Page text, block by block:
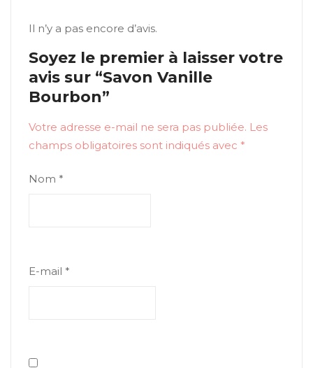
Il n’y a pas encore d’avis.
Soyez le premier à laisser votre
avis sur “Savon Vanille
Bourbon”
Votre adresse e-mail ne sera pas publiée. Les
champs obligatoires sont indiqués avec *
Nom *
E-mail *